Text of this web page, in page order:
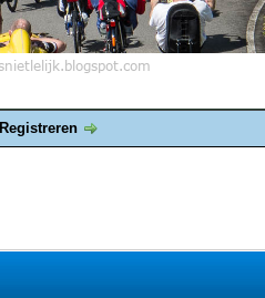
Registreren